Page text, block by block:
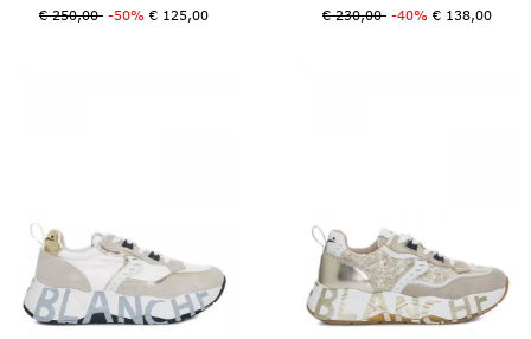
€ 250,00 -50% € 125,00 € 230,00 -40% € 138,00